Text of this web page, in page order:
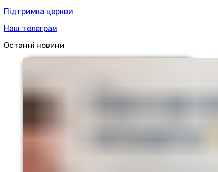
Підтримка церкви
Наш телеграм
Останні новини